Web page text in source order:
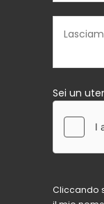
Sei un
Cliccando